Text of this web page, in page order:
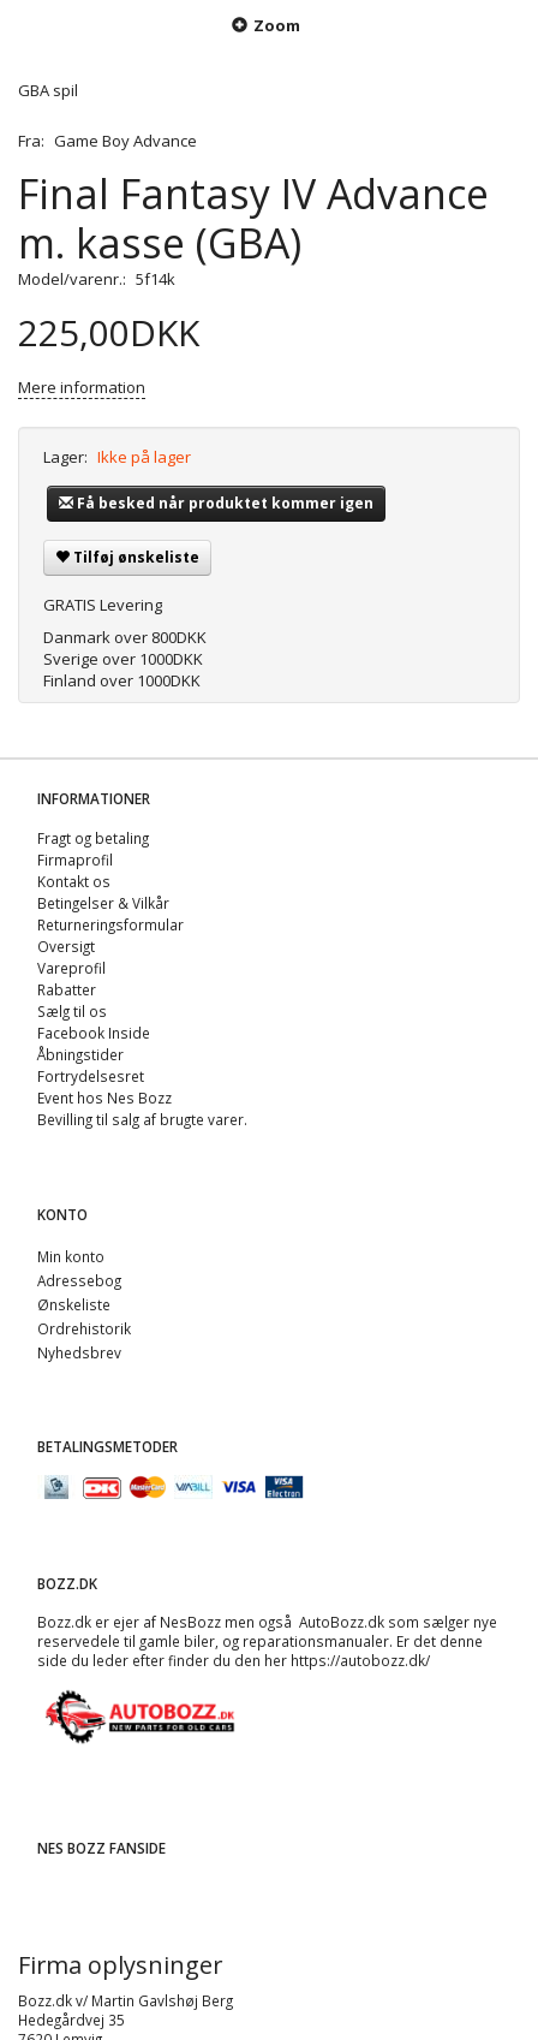
Zoom
GBA spil
Fra: Game Boy Advance
Final Fantasy IV Advance
m. kasse (GBA)
Model/varenr.: 5f14k
225,00DKK
Mere information
Lager: Ikke på lager
Få besked når produktet kommer igen
Tilføj ønskeliste
GRATIS Levering
Danmark over 800DKK
Sverige over 1000DKK
Finland over 1000DKK
INFORMATIONER
Fragt og betaling
Firmaprofil
Kontakt os
Betingelser & Vilkår
Returneringsformular
Oversigt
Vareprofil
Rabatter
Sælg til os
Facebook Inside
Åbningstider
Fortrydelsesret
Event hos Nes Bozz
Bevilling til salg af brugte varer.
KONTO
Min konto
Adressebog
Ønskeliste
Ordrehistorik
Nyhedsbrev
BETALINGSMETODER
BOZZ.DK
Bozz.dk er ejer af NesBozz men også AutoBozz.dk som sælger nye
reservedele til gamle biler, og reparationsmanualer. Er det denne
side du leder efter finder du den her https://autobozz.dk/
NES BOZZ FANSIDE
Firma oplysninger
Bozz.dk v/ Martin Gavlshøj Berg
Hedegårdvej 35